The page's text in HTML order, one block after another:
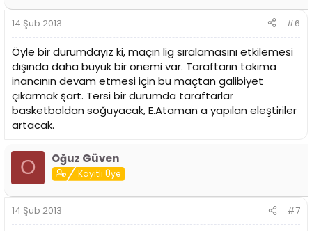
14 Şub 2013 #6
Öyle bir durumdayız ki, maçın lig sıralamasını etkilemesi
dışında daha büyük bir önemi var. Taraftarın takıma
inancının devam etmesi için bu maçtan galibiyet
çıkarmak şart. Tersi bir durumda taraftarlar
basketboldan soğuyacak, E.Ataman a yapılan eleştiriler
artacak.
O Oğuz Güven
Kayıtlı Üye
14 Şub 2013 #7